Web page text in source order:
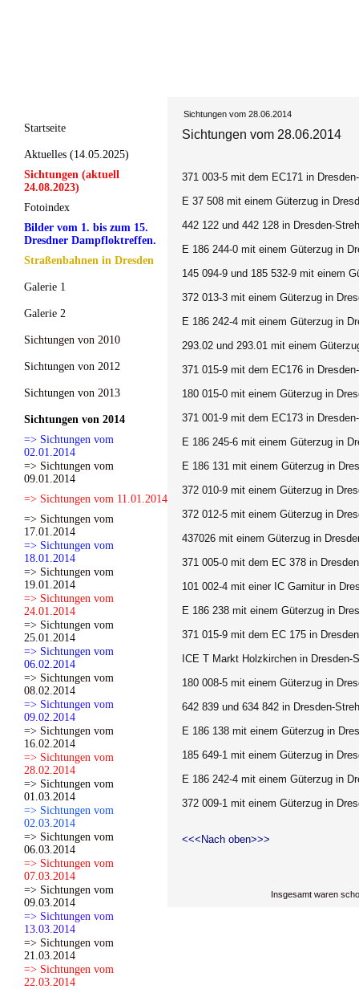
Startseite
Aktuelles (14.05.2025)
Sichtungen (aktuell
24.08.2023)
Fotoindex
Bilder vom 1. bis zum 15.
Dresdner Dampfloktreffen.
Straßenbahnen in Dresden
Galerie 1
Galerie 2
Sichtungen von 2010
Sichtungen von 2012
Sichtungen von 2013
Sichtungen von 2014
=> Sichtungen vom
02.01.2014
=> Sichtungen vom
09.01.2014
=> Sichtungen vom 11.01.2014
=> Sichtungen vom
17.01.2014
=> Sichtungen vom
18.01.2014
=> Sichtungen vom
19.01.2014
=> Sichtungen vom
24.01.2014
=> Sichtungen vom
25.01.2014
=> Sichtungen vom
06.02.2014
=> Sichtungen vom
08.02.2014
=> Sichtungen vom
09.02.2014
=> Sichtungen vom
16.02.2014
=> Sichtungen vom
28.02.2014
=> Sichtungen vom
01.03.2014
=> Sichtungen vom
02.03.2014
=> Sichtungen vom
06.03.2014
=> Sichtungen vom
07.03.2014
=> Sichtungen vom
09.03.2014
=> Sichtungen vom
13.03.2014
=> Sichtungen vom
21.03.2014
=> Sichtungen vom
22.03.2014
Sichtungen vom 28.06.2014
Sichtungen vom 28.06.2014
371 003-5 mit dem EC171 in
E 37 508 mit einem Güterzug in
442 122 und 442 128 in Dresden-
E 186 244-0 mit einem Güterzug in
145 094-9 und 185 532-9 mit einem
372 013-3 mit einem Güterzug in
E 186 242-4 mit einem Güterzug in
293.02 und 293.01 mit einem
371 015-9 mit dem EC176 in
180 015-0 mit einem Güterzug in
371 001-9 mit dem EC173 in
E 186 245-6 mit einem Güterzug in
E 186 131 mit einem Güterzug in
372 010-9 mit einem Güterzug in
372 012-5 mit einem Güterzug in
437026 mit einem Güterzug in
371 005-0 mit dem EC 378 in
101 002-4 mit einer IC Garnitur in
E 186 238 mit einem Güterzug in
371 015-9 mit dem EC 175 in
ICE T Markt Holzkirchen in Dresden-
180 008-5 mit einem Güterzug in
642 839 und 634 842 in Dresden-
E 186 138 mit einem Güterzug in
185 649-1 mit einem Güterzug in
E 186 242-4 mit einem Güterzug in
372 009-1 mit einem Güterzug in
<<<Nach oben>>>
Insgesamt waren